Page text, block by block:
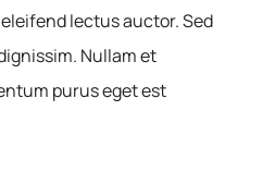
lectus auctor. Sed
Nullam et
purus eget est